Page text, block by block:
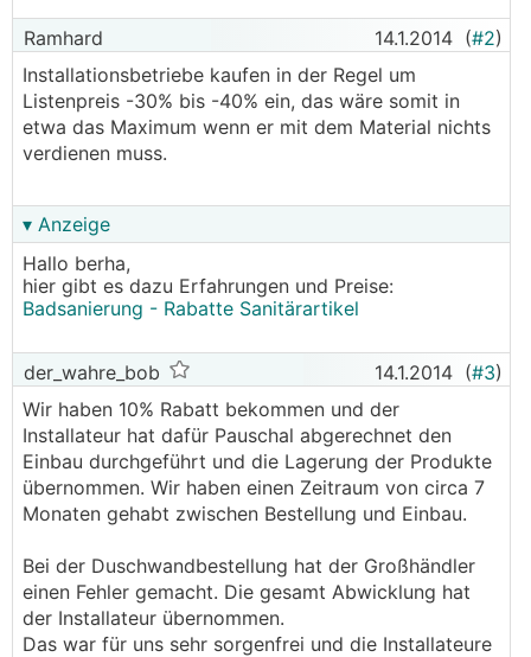
Ramhard 14.1.2014 (#2)
Installationsbetriebe kaufen in der Regel um
Listenpreis -30% bis -40% ein, das wäre somit in
etwa das Maximum wenn er mit dem Material nichts
verdienen muss.
▾ Anzeige
Hallo berha,
hier gibt es dazu Erfahrungen und Preise:
Badsanierung - Rabatte Sanitärartikel
der_wahre_bob 14.1.2014 (#3)
Wir haben 10% Rabatt bekommen und der
Installateur hat dafür Pauschal abgerechnet den
Einbau durchgeführt und die Lagerung der Produkte
übernommen. Wir haben einen Zeitraum von circa 7
Monaten gehabt zwischen Bestellung und Einbau.
Bei der Duschwandbestellung hat der Großhändler
einen Fehler gemacht. Die gesamt Abwicklung hat
der Installateur übernommen.
Das war für uns sehr sorgenfrei und die Installateure